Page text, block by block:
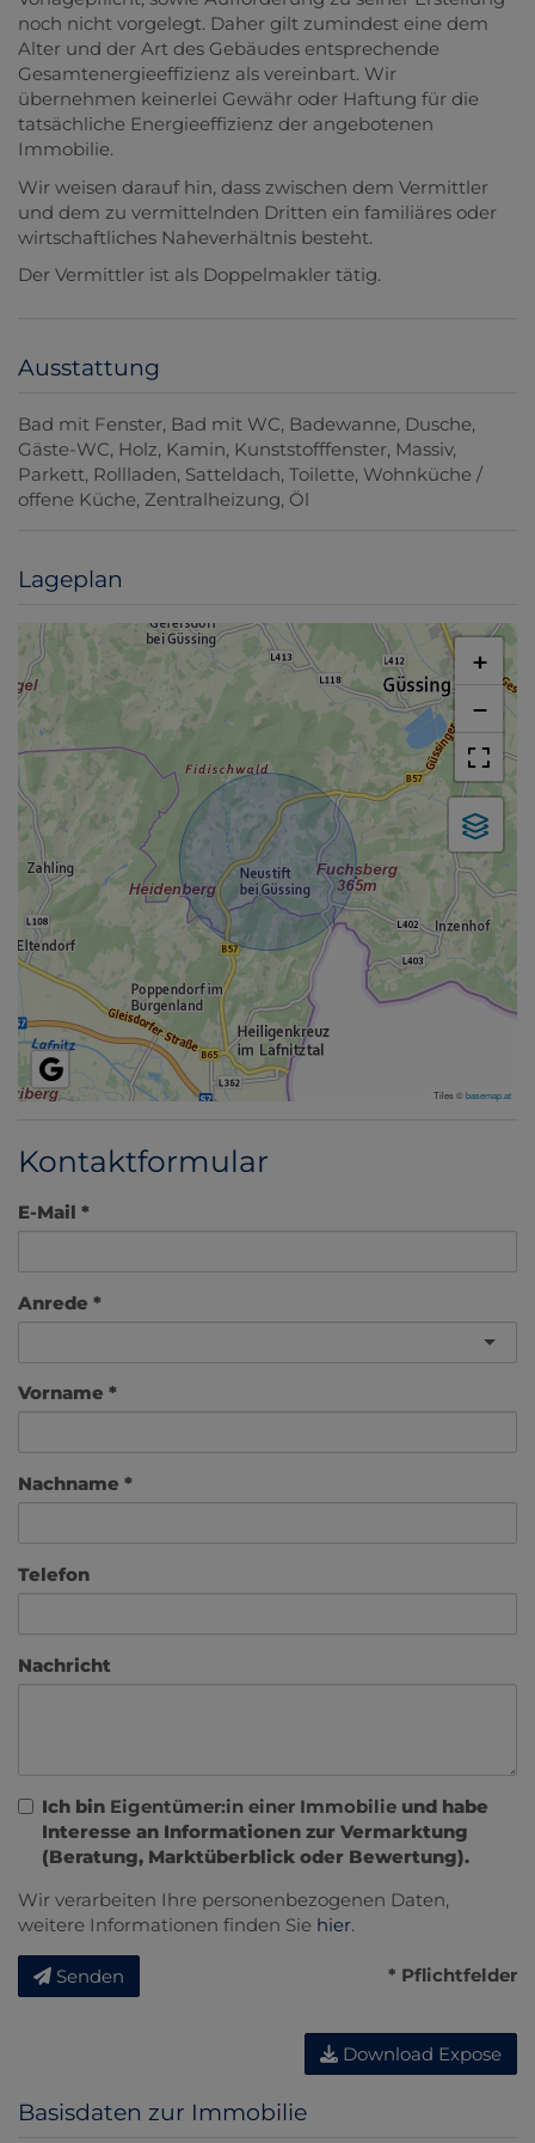
noch nicht vorgelegt. Daher gilt zumindest eine dem
Alter und der Art des Gebäudes entsprechende
Gesamtenergieeffizienz als vereinbart. Wir
übernehmen keinerlei Gewähr oder Haftung für die
tatsächliche Energieeffizienz der angebotenen
Immobilie.
Wir weisen darauf hin, dass zwischen dem Vermittler
und dem zu vermittelnden Dritten ein familiäres oder
wirtschaftliches Naheverhältnis besteht.
Der Vermittler ist als Doppelmakler tätig.
Ausstattung
Bad mit Fenster Bad mit WC Badewanne Dusche
Gäste-WC Holz Kamin Kunststofffenster Massiv
Parkett Rollladen Satteldach Toilette Wohnküche /
offene Küche Zentralheizung Öl
Lageplan
+
−
Tiles ©basemap.at
Kontaktformular
E-Mail
Anrede
Vorname
Nachname
Telefon
Nachricht
Ich bin Eigentümer:in einer Immobilie und habe
Interesse an Informationen zur Vermarktung
(Beratung, Marktüberblick oder Bewertung).
Wir verarbeiten Ihre personenbezogenen Daten,
weitere Informationen finden Sie hier.
Senden * Pflichtfelder
Download Expose
Basisdaten zur Immobilie